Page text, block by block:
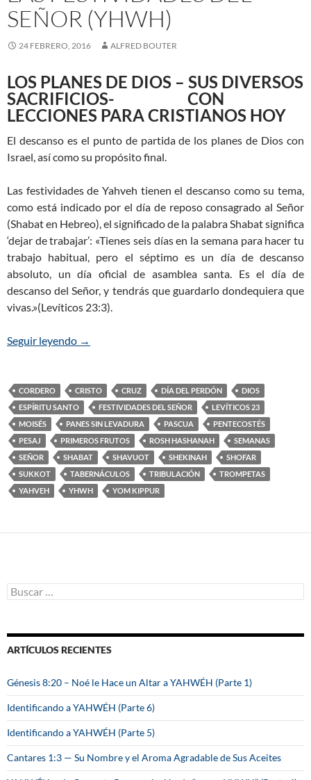
SEÑOR (YHWH)
24 FEBRERO, 2016 ALFRED BOUTER
LOS PLANES DE DIOS – SUS DIVERSOS
SACRIFICIOS- CON
LECCIONES PARA CRISTIANOS HOY
El descanso es el punto de partida de los planes de Dios con
Israel, así como su propósito final.
Las festividades de Yahveh tienen el descanso como su tema,
como está indicado por el día de reposo consagrado al Señor
(Shabat en Hebreo), el significado de la palabra Shabat significa
‘dejar de trabajar’: «Tienes seis días en la semana para hacer tu
trabajo habitual, pero el séptimo es un día de descanso
absoluto, un día oficial de asamblea santa. Es el día de
descanso del Señor, y tendrás que guardarlo dondequiera que
vivas.»(Levíticos 23:3).
Seguir leyendo LAS FESTIVIDADES DEL SEÑOR (YHWH)
→
CORDERO CRISTO CRUZ DÍA DEL PERDÓN
DIOS
ESPÍRITU SANTO
FESTIVIDADES DEL SEÑOR
LEVÍTICOS 23
MOISÉS
PANES SIN LEVADURA PASCUA
PENTECOSTÉS
PESAJ
PRIMEROS FRUTOS ROSH HASHANAH
SEMANAS
SEÑOR
SHABAT SHAVUOT SHEKINAH
SHOFAR
SUKKOT
TABERNÁCULOS TRIBULACIÓN
TROMPETAS
YAHVEH
YHWH YOM KIPPUR
B
u
a
r
ARTÍCULOS RECIENTES
Génesis 8:20 – Noé le Hace un Altar a YAHWÉH (Parte 1)
Identificando a YAHWÉH (Parte 6)
Identificando a YAHWÉH (Parte 5)
Cantares 1:3 — Su Nombre y el Aroma Agradable de Sus Aceites